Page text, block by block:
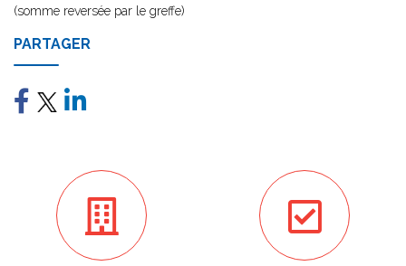
(somme reversée par le greffe)
PARTAGER